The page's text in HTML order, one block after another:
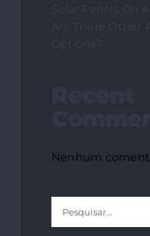
Solar Panels On
Are There Other
Options?
Nenhum